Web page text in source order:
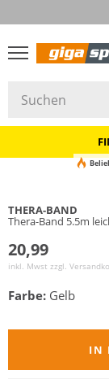
THERA-BAND
Thera-Band 5.5m
20,99
inkl. Mwst zzgl.
Farbe: Gelb
IN